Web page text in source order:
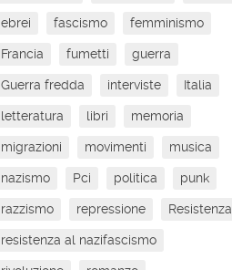
ebrei fascismo femminismo
Francia fumetti guerra
Guerra fredda interviste Italia
letteratura libri memoria
migrazioni movimenti musica
nazismo Pci politica punk
razzismo repressione Resistenza
resistenza al nazifascismo